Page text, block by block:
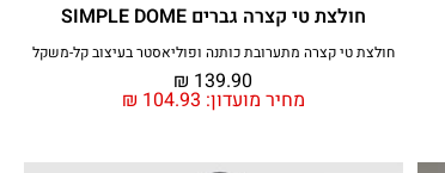
חולצת טי קצרה גברים SIMPLE DOME
חולצת טי קצרה מתערובת כותנה ופוליאסטר בעיצוב קל-משקל
מחיר מועדון: ₪ 104.93
₪ 139.90